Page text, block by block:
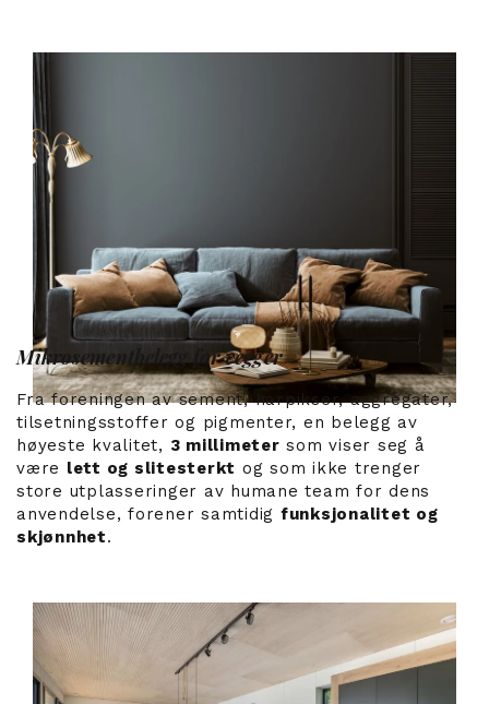
Mikrosementbelegg for vegger
Fra foreningen av sement, harpikser, aggregater,
tilsetningsstoffer og pigmenter, en belegg av
høyeste kvalitet, 3 millimeter som viser seg å
være lett og slitesterkt og som ikke trenger
store utplasseringer av humane team for dens
anvendelse, forener samtidig funksjonalitet og
skjønnhet.